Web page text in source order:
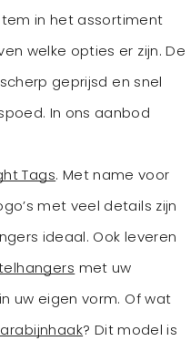
in het assortiment
welke opties er zijn. De
geprijsd en snel
In ons aanbod
Tags. Met name voor
met veel details zijn
ideaal. Ook leveren
met uw
uw eigen vorm. Of wat
? Dit model is